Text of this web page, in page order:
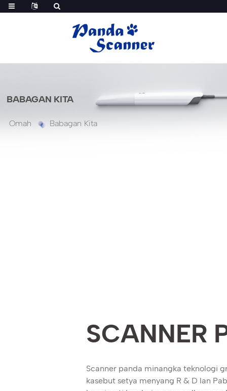
BABAGAN KITA
Omah Babagan Kita
SCANNER
Scanner panda minangka teknologi
kasebut setya menyang R & D lan